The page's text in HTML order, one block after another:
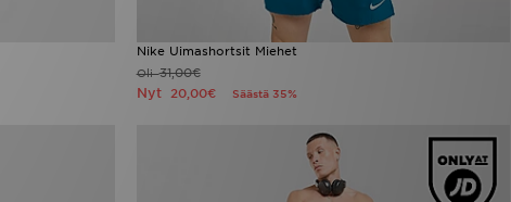
Nike Uimashortsit Miehet
Oli31,00€
Nyt 20,00€ Säästä 35%